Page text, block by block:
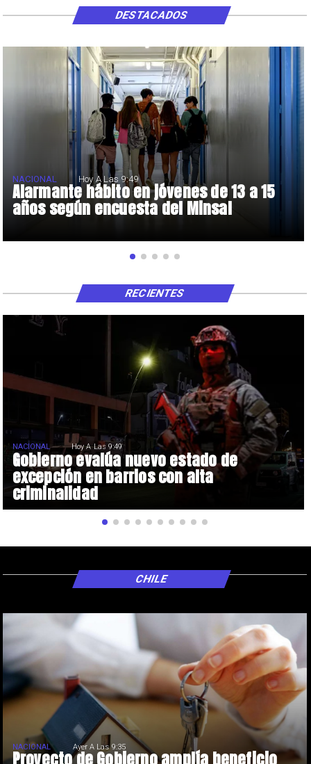
Alarmante hábito en jóvenes de 13 a 15
años según encuesta del Minsal
NACIONAL Hoy A Las 9:49
DESTACADOS
Gobierno evalúa nuevo estado de
excepción en barrios con alta
criminalidad
NACIONAL Hoy A Las 9:49
RECIENTES
Proyecto de Gobierno amplía beneficio
NACIONAL Ayer A Las 9:35
CHILE